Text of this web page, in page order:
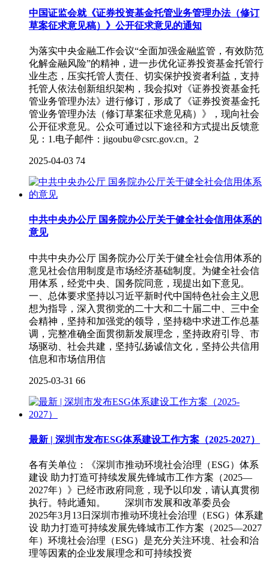
中国证监会就《证券投资基金托管业务管理办法（修订
草案征求意见稿）》公开征求意见的通知
为落实中央金融工作会议“全面加强金融监管，有效防范
化解金融风险”的精神，进一步优化证券投资基金托管行
业生态，压实托管人责任、切实保护投资者利益，支持
托管人依法创新组织架构，我会拟对《证券投资基金托
管业务管理办法》进行修订，形成了《证券投资基金托
管业务管理办法（修订草案征求意见稿）》，现向社会
公开征求意见。公众可通过以下途径和方式提出反馈意
见：1.电子邮件：jigoubu＠csrc.gov.cn。2
2025-04-03 74
中共中央办公厅 国务院办公厅关于健全社会信用体系的
意见
中共中央办公厅 国务院办公厅关于健全社会信用体系的
意见社会信用制度是市场经济基础制度。为健全社会信
用体系，经党中央、国务院同意，现提出如下意见。
一、总体要求坚持以习近平新时代中国特色社会主义思
想为指导，深入贯彻党的二十大和二十届二中、三中全
会精神，坚持和加强党的领导，坚持稳中求进工作总基
调，完整准确全面贯彻新发展理念，坚持政府引导、市
场驱动、社会共建，坚持弘扬诚信文化，坚持公共信用
信息和市场信用信
2025-03-31 66
最新 | 深圳市发布ESG体系建设工作方案（2025-2027）
各有关单位：《深圳市推动环境社会治理（ESG）体系
建设 助力打造可持续发展先锋城市工作方案（2025—
2027年）》已经市政府同意，现予以印发，请认真贯彻
执行。特此通知。 深圳市发展和改革委员会
2025年3月13日深圳市推动环境社会治理（ESG）体系建
设 助力打造可持续发展先锋城市工作方案（2025—2027
年）环境社会治理（ESG）是充分关注环境、社会和治
理等因素的企业发展理念和可持续投资